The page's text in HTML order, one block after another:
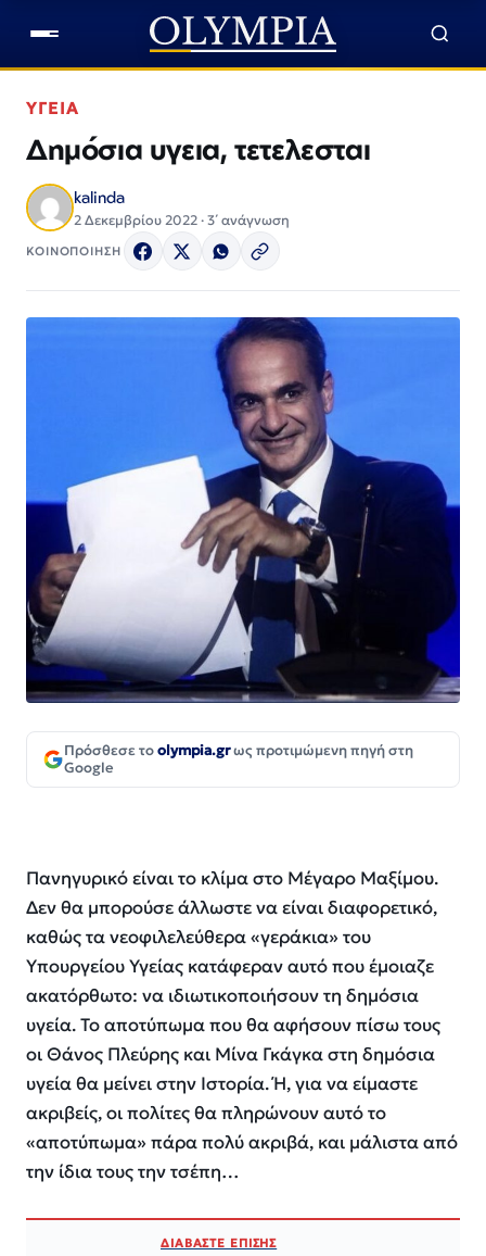
ΥΓΕΙΑ
Δημόσια υγεια, τετελεσται
kalinda
2 Δεκεμβρίου 2022 · 3΄ ανάγνωση
ΚΟΙΝΟΠΟΙΗΣΗ
Πρόσθεσε τοolympia.grως προτιμώμενη πηγή στη
Google
Πανηγυρικό είναι το κλίμα στο Μέγαρο Μαξίμου.
Δεν θα μπορούσε άλλωστε να είναι διαφορετικό,
καθώς τα νεοφιλελεύθερα «γεράκια» του
Υπουργείου Υγείας κατάφεραν αυτό που έμοιαζε
ακατόρθωτο: να ιδιωτικοποιήσουν τη δημόσια
υγεία. Το αποτύπωμα που θα αφήσουν πίσω τους
οι Θάνος Πλεύρης και Μίνα Γκάγκα στη δημόσια
υγεία θα μείνει στην Ιστορία. Ή, για να είμαστε
ακριβείς, οι πολίτες θα πληρώνουν αυτό το
«αποτύπωμα» πάρα πολύ ακριβά, και μάλιστα από
την ίδια τους την τσέπη…
ΔΙΑΒΑΣΤΕ ΕΠΙΣΗΣ